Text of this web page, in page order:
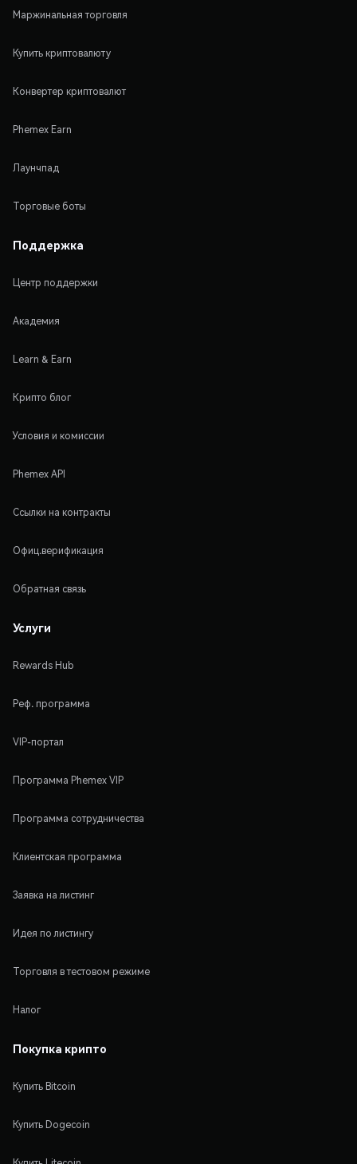
Маржинальная торговля
Купить криптовалюту
Конвертер криптовалют
Phemex Earn
Лаунчпад
Торговые боты
Поддержка
Центр поддержки
Академия
Learn & Earn
Крипто блог
Условия и комиссии
Phemex API
Ссылки на контракты
Офиц.верификация
Обратная связь
Услуги
Rewards Hub
Реф. программа
VIP-портал
Программа Phemex VIP
Программа сотрудничества
Клиентская программа
Заявка на листинг
Идея по листингу
Торговля в тестовом режиме
Налог
Покупка крипто
Купить Bitcoin
Купить Dogecoin